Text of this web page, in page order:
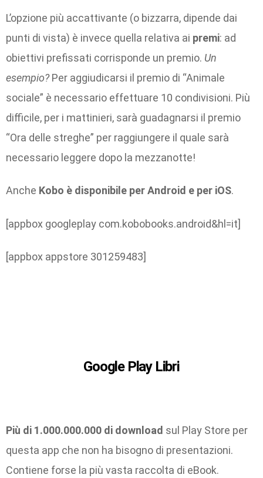
L’opzione più accattivante (o bizzarra, dipende dai
punti di vista) è invece quella relativa ai premi: ad
obiettivi prefissati corrisponde un premio. Un
esempio?Per aggiudicarsi il premio di “Animale
sociale” è necessario effettuare 10 condivisioni. Più
difficile, per i mattinieri, sarà guadagnarsi il premio
“Ora delle streghe” per raggiungere il quale sarà
necessario leggere dopo la mezzanotte!
Anche Kobo è disponibile per Android e per iOS.
[appbox googleplay com.kobobooks.android&hl=it]
[appbox appstore 301259483]
Google Play Libri
Più di 1.000.000.000 di download sul Play Store per
questa app che non ha bisogno di presentazioni.
Contiene forse la più vasta raccolta di eBook.